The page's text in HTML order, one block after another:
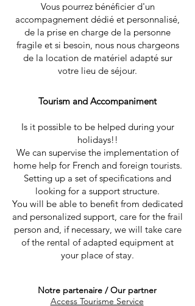
Vous pourrez bénéficier d'un
accompagnement dédié et personnalisé,
de la prise en charge de la personne
fragile et si besoin, nous nous chargeons
de la location de matériel adapté sur
votre lieu de séjour.​
Tourism and Accompaniment
Is it possible to be helped during your
holidays!!
We can supervise the implementation of
home help for French and foreign tourists.
Setting up a set of specifications and
looking for a support structure.
You will be able to benefit from dedicated
and personalized support, care for the frail
person and, if necessary, we will take care
of the rental of adapted equipment at
your place of stay.
Notre partenaire / Our partner
Access Tourisme Service​